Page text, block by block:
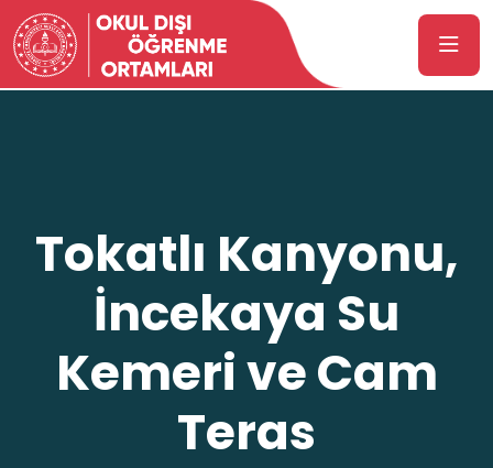
Tokatlı Kanyonu,
İncekaya Su
Kemeri ve Cam
Teras